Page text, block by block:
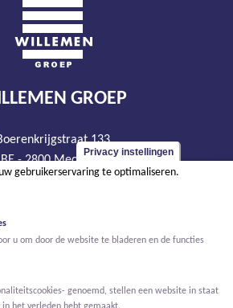
GROEP
133
BE - 2800 Mechelen
tel +32 15 569 965
BTW BE 0466.256.432
Privacy instellingen
gebruikerservaring te optimaliseren.
u om door de website te bladeren en de functies
genoemd, stellen een website in staat